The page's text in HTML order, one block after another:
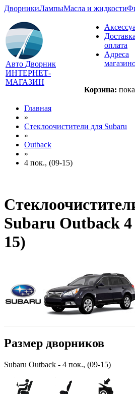
ДворникиЛампыМасла и жидкости
Авто Дворник
ИНТЕРНЕТ-
МАГАЗИН
оплата
Адреса
Корзина:
Главная
»
Стеклоочистители для Subaru
»
Outback
»
4 пок., (09-15)
Subaru Outback 4
15)
Размер дворников
Subaru Outback - 4 пок., (09-15)